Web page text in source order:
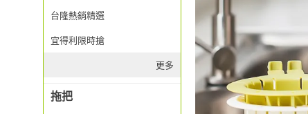
台隆熱銷精選
宜得利限時搶
更多
拖把